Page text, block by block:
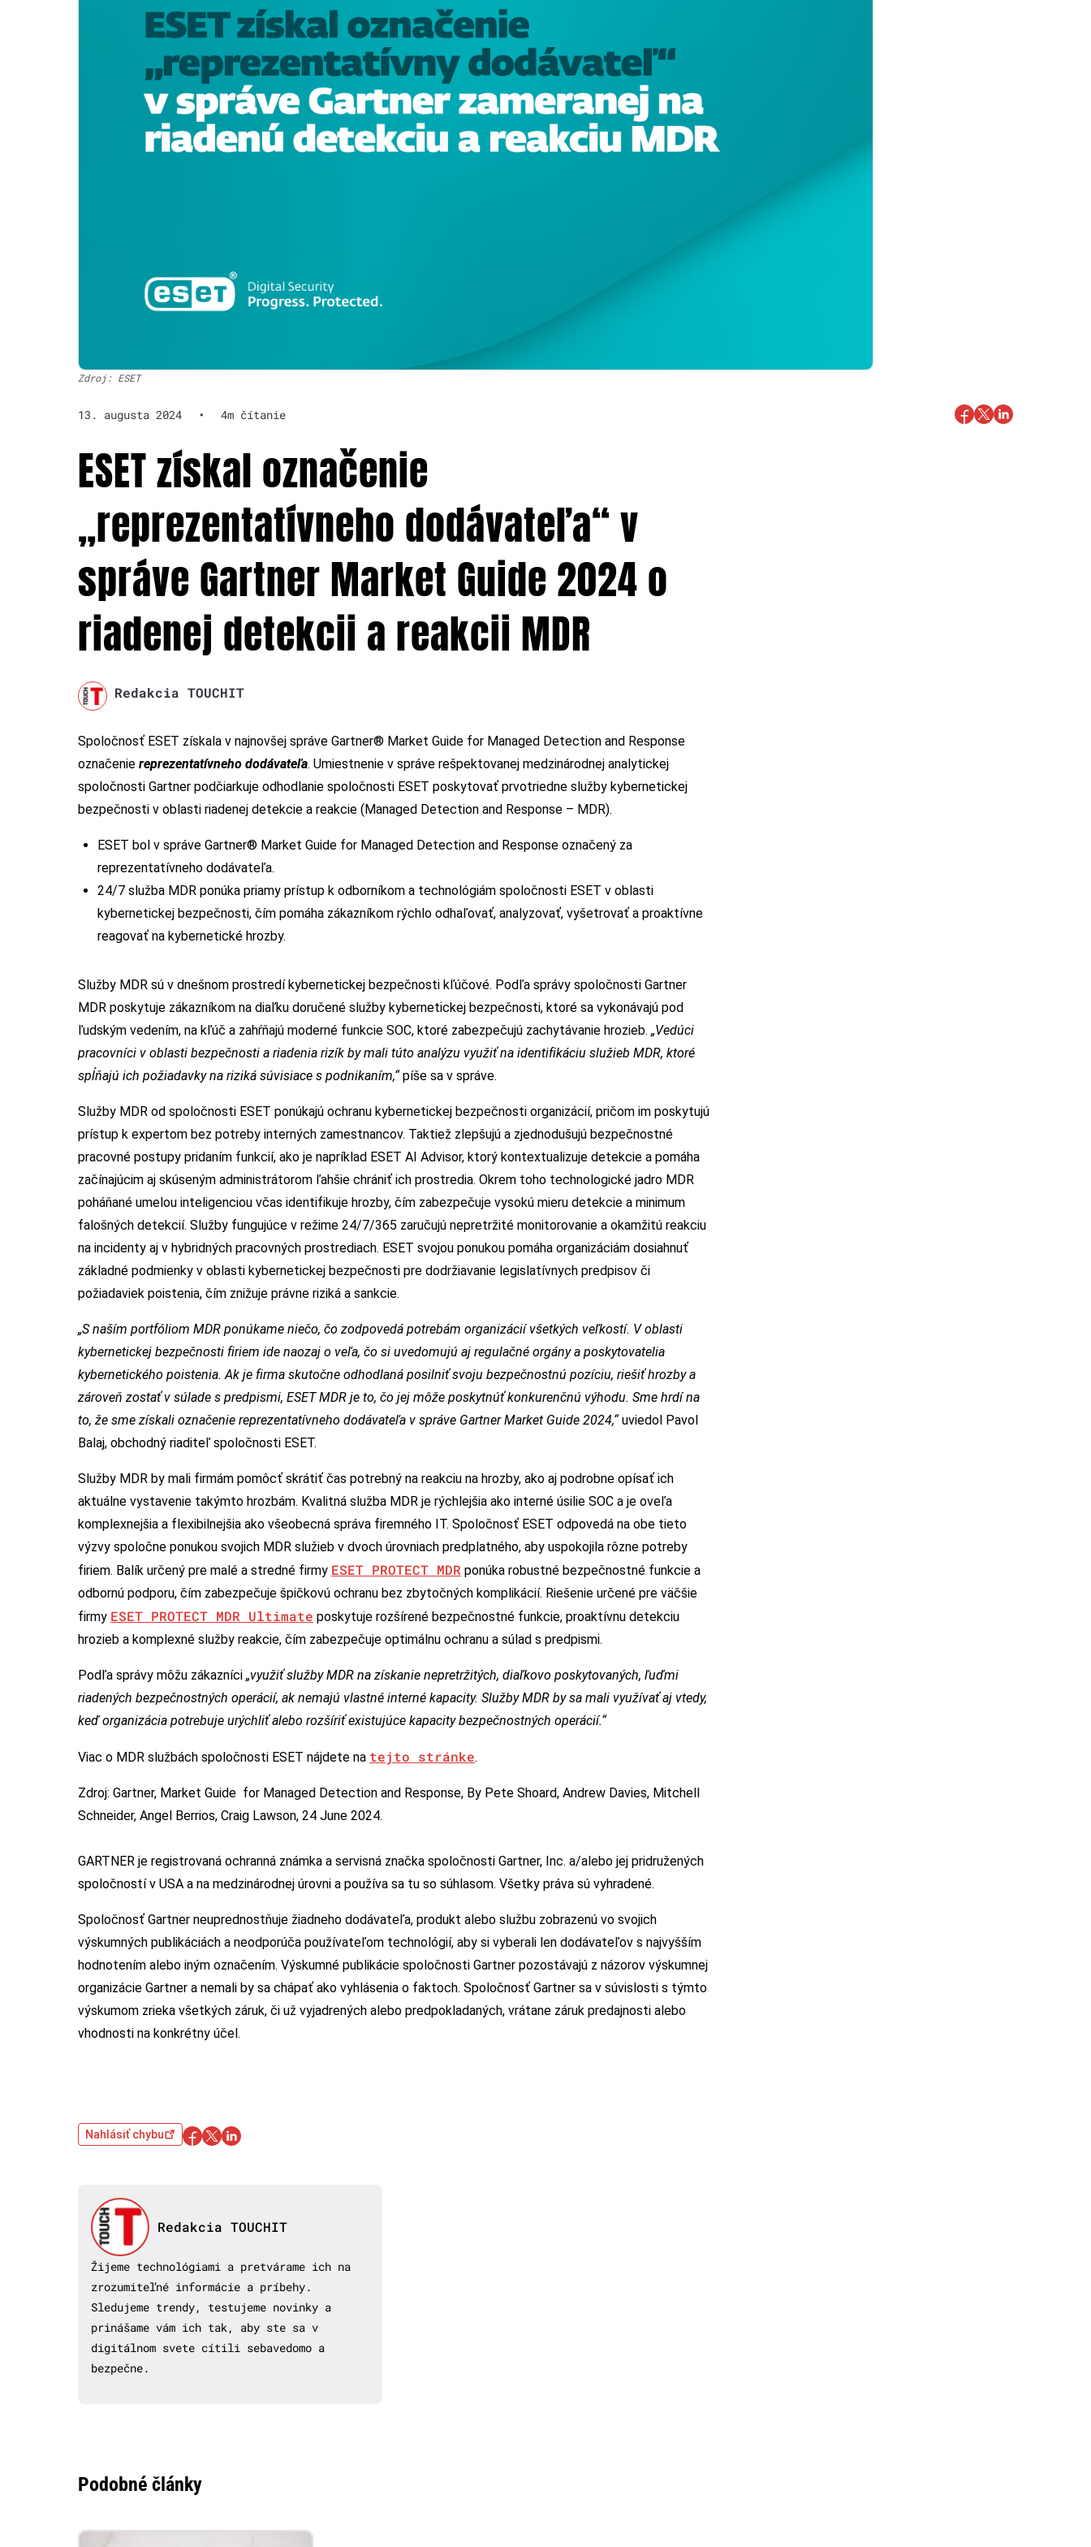
Zdroj: ESET
13. augusta 2024 • 4m čítanie
ESET získal označenie
„reprezentatívneho dodávateľa“ v
správe Gartner Market Guide 2024 o
riadenej detekcii a reakcii MDR
Redakcia TOUCHIT
Spoločnosť ESET získala v najnovšej správe Gartner® Market Guide for Managed Detection and Response
označenie reprezentatívneho dodávateľa. Umiestnenie v správe rešpektovanej medzinárodnej analytickej
spoločnosti Gartner podčiarkuje odhodlanie spoločnosti ESET poskytovať prvotriedne služby kybernetickej
bezpečnosti v oblasti riadenej detekcie a reakcie (Managed Detection and Response – MDR).
ESET bol v správe Gartner® Market Guide for Managed Detection and Response označený za
reprezentatívneho dodávateľa.
24/7 služba MDR ponúka priamy prístup k odborníkom a technológiám spoločnosti ESET v oblasti
kybernetickej bezpečnosti, čím pomáha zákazníkom rýchlo odhaľovať, analyzovať, vyšetrovať a proaktívne
reagovať na kybernetické hrozby.
Služby MDR sú v dnešnom prostredí kybernetickej bezpečnosti kľúčové. Podľa správy spoločnosti Gartner
MDR poskytuje zákazníkom na diaľku doručené služby kybernetickej bezpečnosti, ktoré sa vykonávajú pod
ľudským vedením, na kľúč a zahŕňajú moderné funkcie SOC, ktoré zabezpečujú zachytávanie hrozieb. „Vedúci
pracovníci v oblasti bezpečnosti a riadenia rizík by mali túto analýzu využiť na identifikáciu služieb MDR, ktoré
spĺňajú ich požiadavky na riziká súvisiace s podnikaním,“ píše sa v správe.
Služby MDR od spoločnosti ESET ponúkajú ochranu kybernetickej bezpečnosti organizácií, pričom im poskytujú
prístup k expertom bez potreby interných zamestnancov. Taktiež zlepšujú a zjednodušujú bezpečnostné
pracovné postupy pridaním funkcií, ako je napríklad ESET AI Advisor, ktorý kontextualizuje detekcie a pomáha
začínajúcim aj skúseným administrátorom ľahšie chrániť ich prostredia. Okrem toho technologické jadro MDR
poháňané umelou inteligenciou včas identifikuje hrozby, čím zabezpečuje vysokú mieru detekcie a minimum
falošných detekcií. Služby fungujúce v režime 24/7/365 zaručujú nepretržité monitorovanie a okamžitú reakciu
na incidenty aj v hybridných pracovných prostrediach. ESET svojou ponukou pomáha organizáciám dosiahnuť
základné podmienky v oblasti kybernetickej bezpečnosti pre dodržiavanie legislatívnych predpisov či
požiadaviek poistenia, čím znižuje právne riziká a sankcie.
„S naším portfóliom MDR ponúkame niečo, čo zodpovedá potrebám organizácií všetkých veľkostí. V oblasti
kybernetickej bezpečnosti firiem ide naozaj o veľa, čo si uvedomujú aj regulačné orgány a poskytovatelia
kybernetického poistenia. Ak je firma skutočne odhodlaná posilniť svoju bezpečnostnú pozíciu, riešiť hrozby a
zároveň zostať v súlade s predpismi, ESET MDR je to, čo jej môže poskytnúť konkurenčnú výhodu. Sme hrdí na
to, že sme získali označenie reprezentatívneho dodávateľa v správe Gartner Market Guide 2024,“ uviedol Pavol
Balaj, obchodný riaditeľ spoločnosti ESET.
Služby MDR by mali firmám pomôcť skrátiť čas potrebný na reakciu na hrozby, ako aj podrobne opísať ich
aktuálne vystavenie takýmto hrozbám. Kvalitná služba MDR je rýchlejšia ako interné úsilie SOC a je oveľa
komplexnejšia a flexibilnejšia ako všeobecná správa firemného IT. Spoločnosť ESET odpovedá na obe tieto
výzvy spoločne ponukou svojich MDR služieb v dvoch úrovniach predplatného, aby uspokojila rôzne potreby
firiem. Balík určený pre malé a stredné firmy ESET PROTECT MDR ponúka robustné bezpečnostné funkcie a
odbornú podporu, čím zabezpečuje špičkovú ochranu bez zbytočných komplikácií. Riešenie určené pre väčšie
firmy ESET PROTECT MDR Ultimate poskytuje rozšírené bezpečnostné funkcie, proaktívnu detekciu
hrozieb a komplexné služby reakcie, čím zabezpečuje optimálnu ochranu a súlad s predpismi.
Podľa správy môžu zákazníci „využiť služby MDR na získanie nepretržitých, diaľkovo poskytovaných, ľuďmi
riadených bezpečnostných operácií, ak nemajú vlastné interné kapacity. Služby MDR by sa mali využívať aj vtedy,
keď organizácia potrebuje urýchliť alebo rozšíriť existujúce kapacity bezpečnostných operácií.“
Viac o MDR službách spoločnosti ESET nájdete na tejto stránke.
Zdroj: Gartner, Market Guide for Managed Detection and Response, By Pete Shoard, Andrew Davies, Mitchell
Schneider, Angel Berrios, Craig Lawson, 24 June 2024.
GARTNER je registrovaná ochranná známka a servisná značka spoločnosti Gartner, Inc. a/alebo jej pridružených
spoločností v USA a na medzinárodnej úrovni a používa sa tu so súhlasom. Všetky práva sú vyhradené.
Spoločnosť Gartner neuprednostňuje žiadneho dodávateľa, produkt alebo službu zobrazenú vo svojich
výskumných publikáciách a neodporúča používateľom technológií, aby si vyberali len dodávateľov s najvyšším
hodnotením alebo iným označením. Výskumné publikácie spoločnosti Gartner pozostávajú z názorov výskumnej
organizácie Gartner a nemali by sa chápať ako vyhlásenia o faktoch. Spoločnosť Gartner sa v súvislosti s týmto
výskumom zrieka všetkých záruk, či už vyjadrených alebo predpokladaných, vrátane záruk predajnosti alebo
vhodnosti na konkrétny účel.
Nahlásiť chybu
Redakcia TOUCHIT
Žijeme technológiami a pretvárame ich na
zrozumiteľné informácie a príbehy.
Sledujeme trendy, testujeme novinky a
prinášame vám ich tak, aby ste sa v
digitálnom svete cítili sebavedomo a
bezpečne.
Podobné články